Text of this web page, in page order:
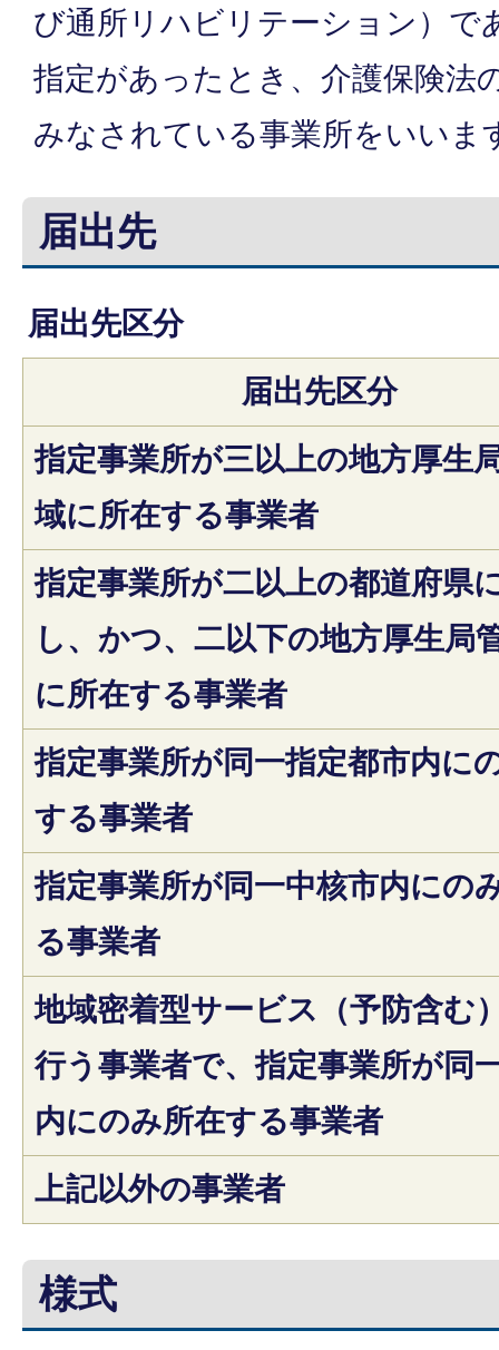
び通所リハビリテーション）で
指定があったとき、介護保険法
みなされている事業所をいいま
届出先
届出先区分
届出先区分
指定事業所が三以上の地方厚生
域に所在する事業者
指定事業所が二以上の都道府県
し、かつ、二以下の地方厚生局
に所在する事業者
指定事業所が同一指定都市内に
する事業者
指定事業所が同一中核市内にの
る事業者
地域密着型サービス（予防含む
行う事業者で、指定事業所が同
内にのみ所在する事業者
上記以外の事業者
様式